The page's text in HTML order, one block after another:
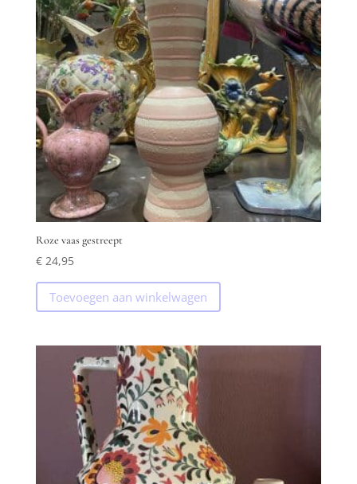
Roze vaas gestreept
€24,95
Toevoegen aan winkelwagen